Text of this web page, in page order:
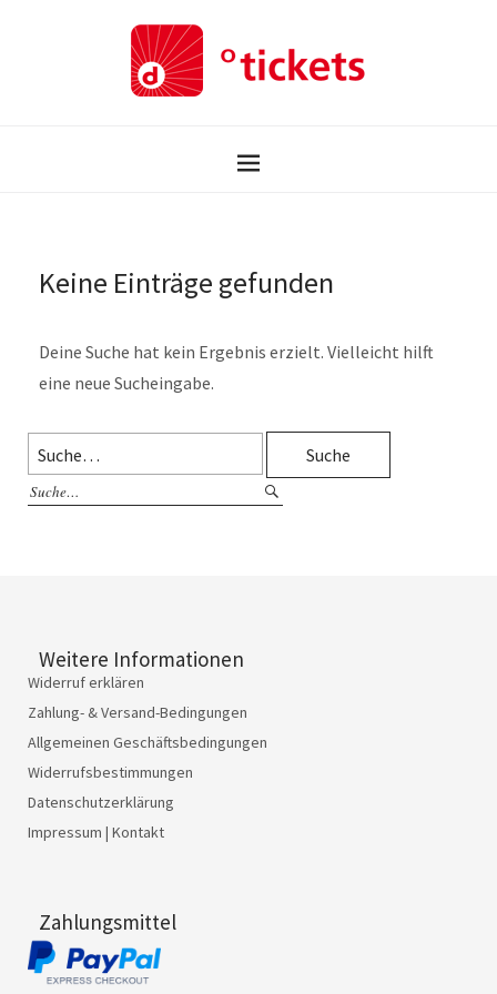
Keine Einträge gefunden
Deine Suche hat kein Ergebnis erzielt. Vielleicht hilft
eine neue Sucheingabe.
Weitere Informationen
Widerruf erklären
Zahlung- & Versand-Bedingungen
Allgemeinen Geschäftsbedingungen
Widerrufsbestimmungen
Datenschutzerklärung
Impressum | Kontakt
Zahlungsmittel